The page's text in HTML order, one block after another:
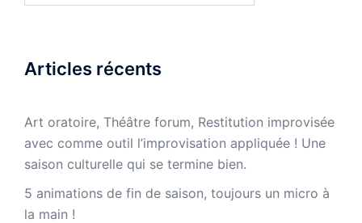
Articles récents
Art oratoire, Théâtre forum, Restitution improvisée
avec comme outil l’improvisation appliquée ! Une
saison culturelle qui se termine bien.
5 animations de fin de saison, toujours un micro à
la main !